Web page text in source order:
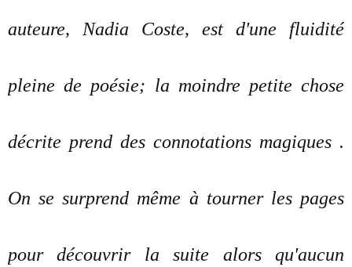
auteure, Nadia Coste, est d'une fluidité
pleine de poésie; la moindre petite chose
décrite prend des connotations magiques .
On se surprend même à tourner les pages
pour découvrir la suite alors qu'aucun